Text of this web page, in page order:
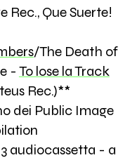
Rec., Que Suerte!
/The Death of
- To lose la Track
Rec.)**
dei Public Image
audiocassetta - a